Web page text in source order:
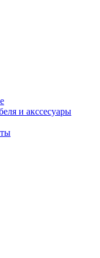
и акссесуары